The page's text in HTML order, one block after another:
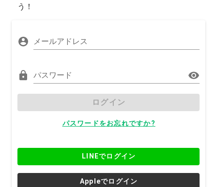
う！
メールアドレス
パスワード
ログイン
パスワードをお忘れですか?
LINEでログイン
Appleでログイン